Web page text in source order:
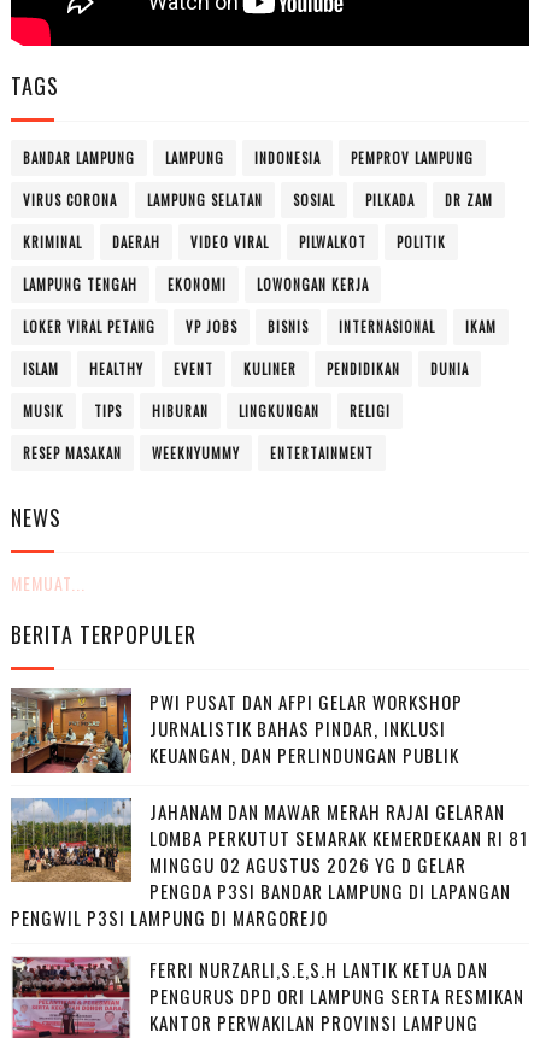
TAGS
BANDAR LAMPUNG LAMPUNG INDONESIA PEMPROV LAMPUNG
VIRUS CORONA LAMPUNG SELATAN SOSIAL PILKADA DR ZAM
KRIMINAL DAERAH VIDEO VIRAL PILWALKOT POLITIK
LAMPUNG TENGAH EKONOMI LOWONGAN KERJA
LOKER VIRAL PETANG VP JOBS BISNIS INTERNASIONAL IKAM
ISLAM HEALTHY EVENT KULINER PENDIDIKAN DUNIA
MUSIK TIPS HIBURAN LINGKUNGAN RELIGI
RESEP MASAKAN WEEKNYUMMY ENTERTAINMENT
NEWS
MEMUAT...
BERITA TERPOPULER
PWI PUSAT DAN AFPI GELAR WORKSHOP
JURNALISTIK BAHAS PINDAR, INKLUSI
KEUANGAN, DAN PERLINDUNGAN PUBLIK
JAHANAM DAN MAWAR MERAH RAJAI GELARAN
LOMBA PERKUTUT SEMARAK KEMERDEKAAN RI 81
MINGGU 02 AGUSTUS 2026 YG D GELAR
PENGDA P3SI BANDAR LAMPUNG DI LAPANGAN
PENGWIL P3SI LAMPUNG DI MARGOREJO
FERRI NURZARLI,S.E,S.H LANTIK KETUA DAN
PENGURUS DPD ORI LAMPUNG SERTA RESMIKAN
KANTOR PERWAKILAN PROVINSI LAMPUNG